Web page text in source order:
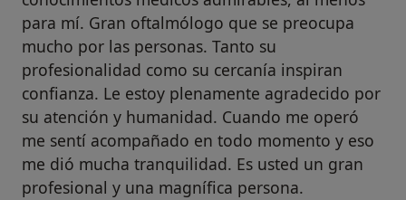
para mí. Gran oftalmólogo que se preocupa
mucho por las personas. Tanto su
profesionalidad como su cercanía inspiran
confianza. Le estoy plenamente agradecido por
su atención y humanidad. Cuando me operó
me sentí acompañado en todo momento y eso
me dió mucha tranquilidad. Es usted un gran
profesional y una magnífica persona.